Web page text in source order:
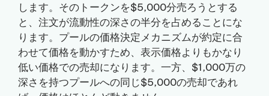
します。そのトークンを$5,000分売ろうとする
と、注文が流動性の深さの半分を占めることにな
ります。プールの価格決定メカニズムが約定に合
わせて価格を動かすため、表示価格よりもかなり
低い価格での売却になります。一方、$1,000万の
深さを持つプールへの同じ$5,000の売却であれ